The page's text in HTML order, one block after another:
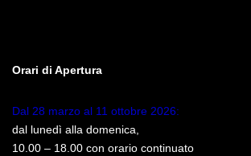
Orari di Apertura
Dal 28 marzo al 11 ottobre 2026:
dal lunedì alla domenica,
10.00 – 18.00 con orario continuato